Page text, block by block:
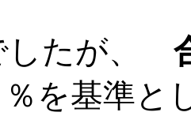
したが、
を基準と